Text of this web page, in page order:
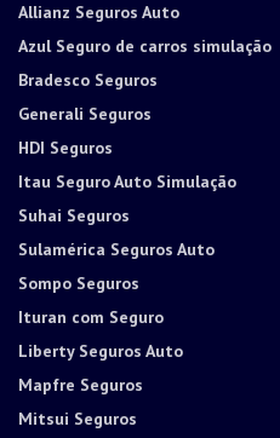
Allianz Seguros Auto
Azul Seguro de carros simulação
Bradesco Seguros
Generali Seguros
HDI Seguros
Itau Seguro Auto Simulação
Suhai Seguros
Sulamérica Seguros Auto
Sompo Seguros
Ituran com Seguro
Liberty Seguros Auto
Mapfre Seguros
Mitsui Seguros